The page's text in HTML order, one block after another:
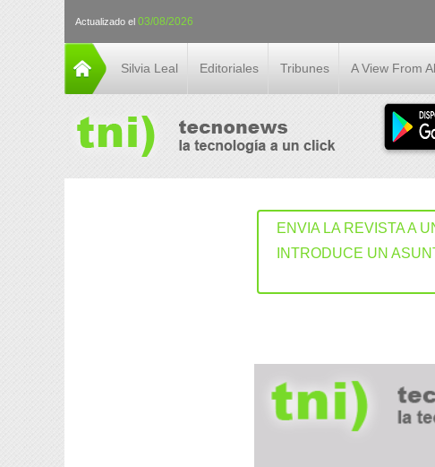
Actualizado el 03/08/2026
Silvia Leal Editoriales Tribunes A View From
ENVIA LA REVISTA A
INTRODUCE UN